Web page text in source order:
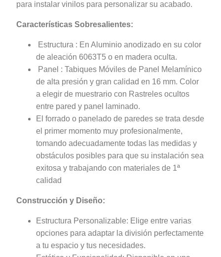
para instalar vinilos para personalizar su acabado.
Características Sobresalientes:
Estructura : En Aluminio anodizado en su color
de aleación 6063T5 o en madera oculta.
Panel : Tabiques Móviles de Panel Melamínico
de alta presión y gran calidad en 16 mm. Color
a elegir de muestrario con Rastreles ocultos
entre pared y panel laminado.
El forrado o panelado de paredes se trata desde
el primer momento muy profesionalmente,
tomando adecuadamente todas las medidas y
obstáculos posibles para que su instalación sea
exitosa y trabajando con materiales de 1ª
calidad
Construcción y Diseño:
Estructura Personalizable: Elige entre varias
opciones para adaptar la división perfectamente
a tu espacio y tus necesidades.